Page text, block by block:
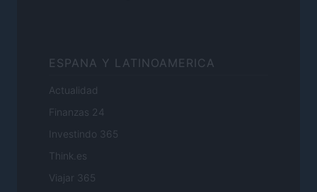
ESPANA Y LATINOAMERICA
Actualidad
Finanzas 24
Investindo 365
Think.es
Viajar 365